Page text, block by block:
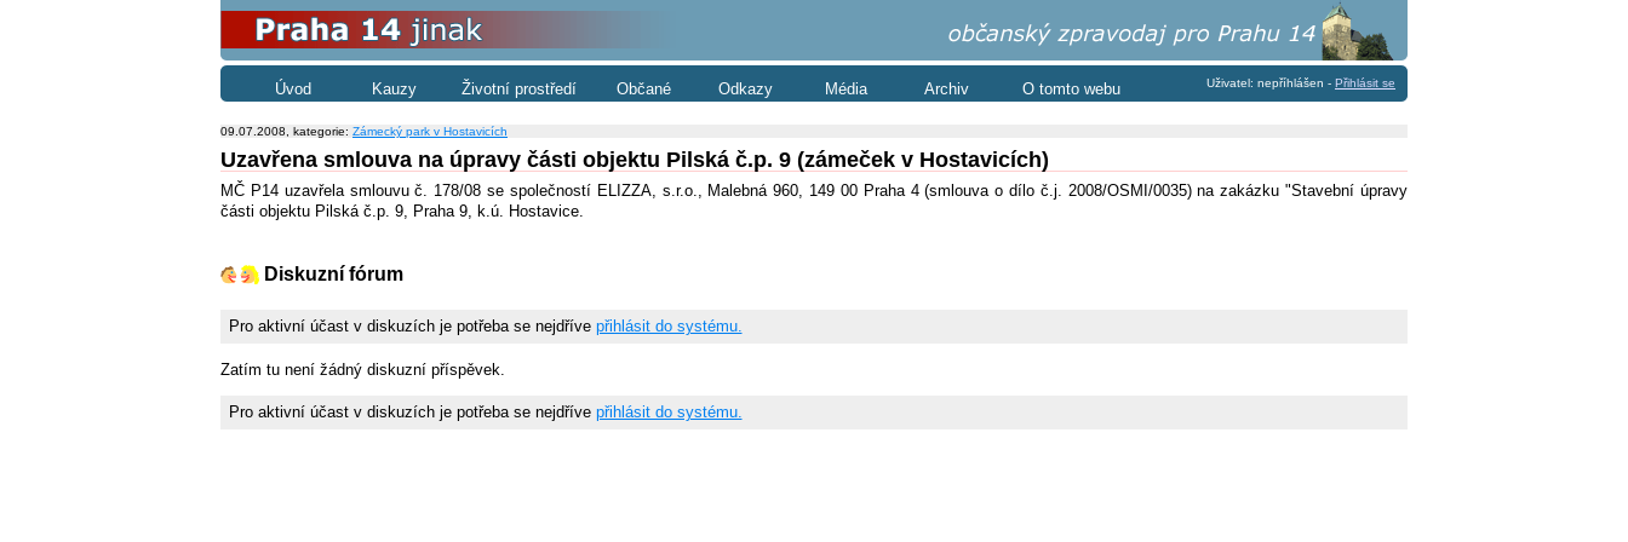
Úvod Kauzy Životní prostředí Občané Odkazy Média Archiv O tomto webu
09.07.2008, kategorie: Zámecký park v Hostavicích
Uzavřena smlouva na úpravy části objektu Pilská č.p. 9 (zámeček v Hostavicích)
MČ P14 uzavřela smlouvu č. 178/08 se společností ELIZZA, s.r.o., Malebná 960, 149 00 Praha 4 (smlouva o dílo č.j. 2008/OSMI/0035) na zakázku "Stavební úpravy
části objektu Pilská č.p. 9, Praha 9, k.ú. Hostavice.
Diskuzní fórum
Pro aktivní účast v diskuzích je potřeba se nejdříve přihlásit do systému.
Zatím tu není žádný diskuzní příspěvek.
Pro aktivní účast v diskuzích je potřeba se nejdříve přihlásit do systému.
Uživatel: nepříhlášen - Přihlásit se